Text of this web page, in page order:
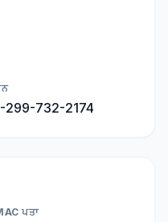
299-732-2174
ਪਤਾ